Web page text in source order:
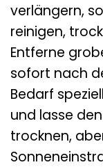
verlängern,
reinigen,
Entferne
sofort nach
Bedarf
und lasse
trocknen,